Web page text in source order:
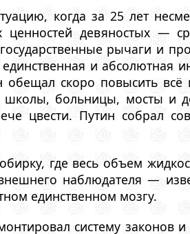
когда за 25 лет
ценностей девяностых —
рычаги и
и абсолютная
скоро повысить всё
школы, больницы, мосты и
цвести. Путин собрал
где весь объем
наблюдателя —
единственном мозгу.
систему законов